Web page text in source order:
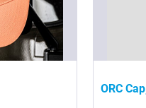
ORC